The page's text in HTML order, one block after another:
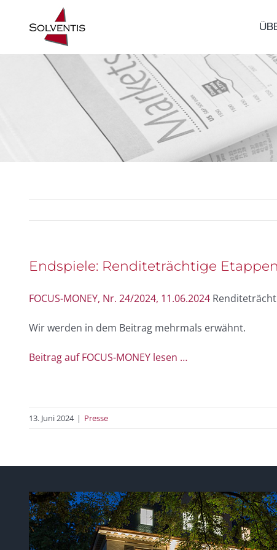
Endspiele: Renditeträchtige
FOCUS-MONEY, Nr. 24/2024, 11.06.2024
Wir werden in dem Beitrag mehrmals erwähnt.
Beitrag auf FOCUS-MONEY lesen …
13. Juni 2024 | Presse